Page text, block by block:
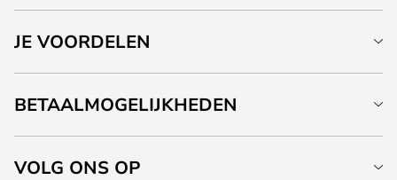
JE VOORDELEN
BETAALMOGELIJKHEDEN
VOLG ONS OP